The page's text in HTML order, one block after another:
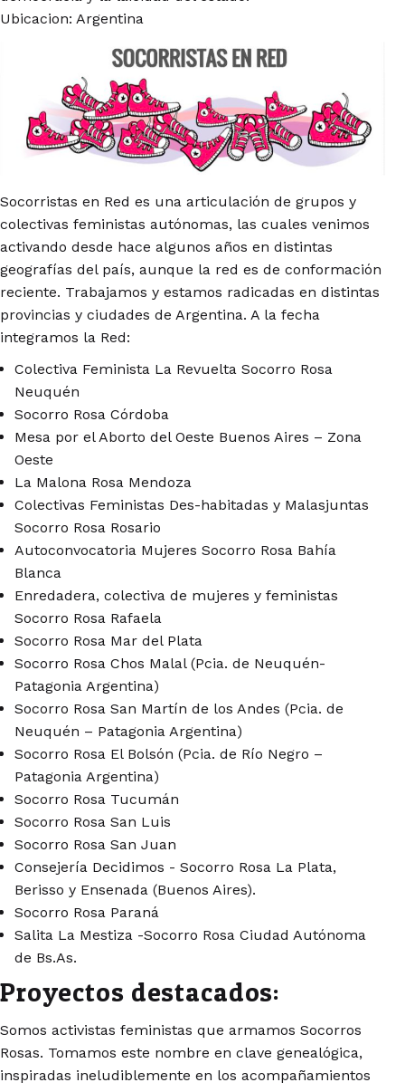
Ubicacion: Argentina
Socorristas en Red es una articulación de grupos y
colectivas feministas autónomas, las cuales venimos
activando desde hace algunos años en distintas
geografías del país, aunque la red es de conformación
reciente. Trabajamos y estamos radicadas en distintas
provincias y ciudades de Argentina. A la fecha
integramos la Red:
Colectiva Feminista La Revuelta Socorro Rosa
Neuquén
Socorro Rosa Córdoba
Mesa por el Aborto del Oeste Buenos Aires – Zona
Oeste
La Malona Rosa Mendoza
Colectivas Feministas Des-habitadas y Malasjuntas
Socorro Rosa Rosario
Autoconvocatoria Mujeres Socorro Rosa Bahía
Blanca
Enredadera, colectiva de mujeres y feministas
Socorro Rosa Rafaela
Socorro Rosa Mar del Plata
Socorro Rosa Chos Malal (Pcia. de Neuquén-
Patagonia Argentina)
Socorro Rosa San Martín de los Andes (Pcia. de
Neuquén – Patagonia Argentina)
Socorro Rosa El Bolsón (Pcia. de Río Negro –
Patagonia Argentina)
Socorro Rosa Tucumán
Socorro Rosa San Luis
Socorro Rosa San Juan
Consejería Decidimos - Socorro Rosa La Plata,
Berisso y Ensenada (Buenos Aires).
Socorro Rosa Paraná
Salita La Mestiza -Socorro Rosa Ciudad Autónoma
de Bs.As.
Proyectos destacados:
Somos activistas feministas que armamos Socorros
Rosas. Tomamos este nombre en clave genealógica,
inspiradas ineludiblemente en los acompañamientos